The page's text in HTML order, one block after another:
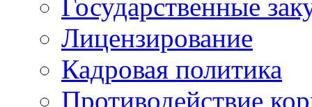
Государственные
Лицензирование
Кадровая политика
Противодействие